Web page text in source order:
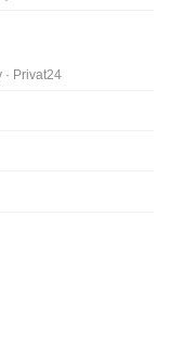
· Privat24